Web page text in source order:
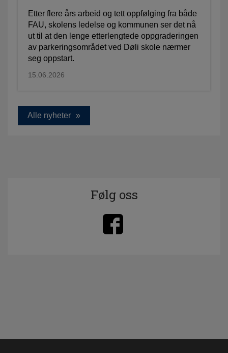
Etter flere års arbeid og tett oppfølging fra både
FAU, skolens ledelse og kommunen ser det nå
ut til at den lenge etterlengtede oppgraderingen
av parkeringsområdet ved Døli skole nærmer
seg oppstart.
15.06.2026
Alle nyheter
Følg oss